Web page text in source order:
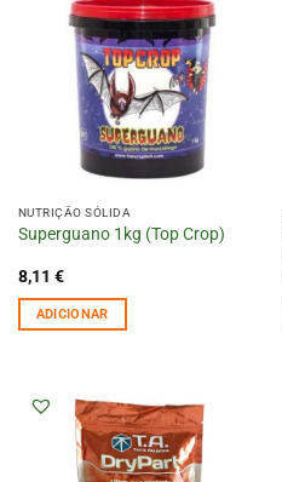
NUTRIÇÃO SÓLIDA
Superguano 1kg (Top Crop)
8,11 €
ADICIONAR